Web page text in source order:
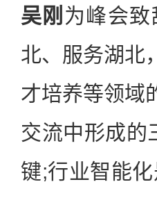
吴刚 为峰会
北、服务湖北
才培养等领域
交流中形成的
键;行业智能